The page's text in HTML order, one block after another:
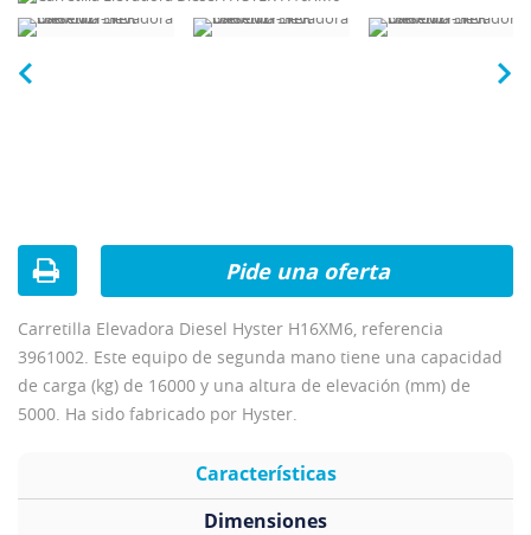
Carretilla Elevadora Diesel Hyster H16XM6, referencia
3961002. Este equipo de segunda mano tiene una capacidad
de carga (kg) de 16000 y una altura de elevación (mm) de
5000. Ha sido fabricado por Hyster.
Pide una oferta
Características
Dimensiones